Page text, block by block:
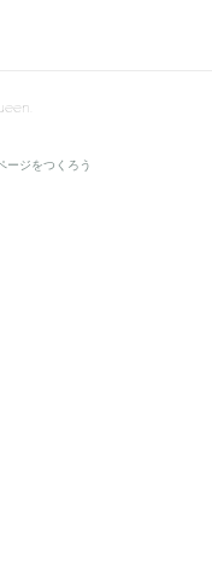
ージをつくろう